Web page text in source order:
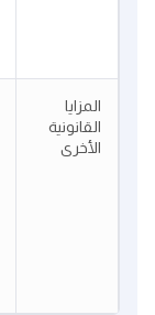
المزايا
القانونية
الأخرى